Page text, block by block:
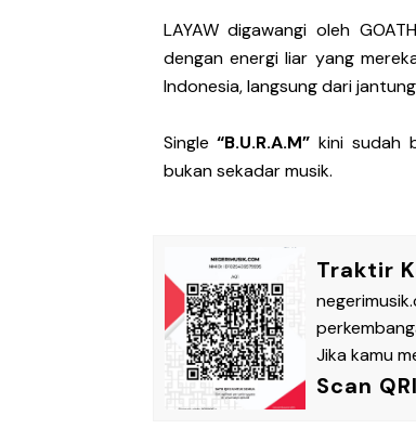
LAYAW digawangi oleh
dengan energi liar yang
Indonesia, langsung dari
Single“B.U.R.A.M” kini sudah
bukan sekadar musik.
Traktir
Jika kamu
Scan